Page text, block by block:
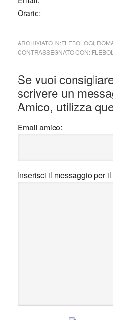
Orario:
ARCHIVIATO IN:FLEBOLOGI,
CONTRASSEGNATO CON:
Interazioni
del
lettore
Se vuoi
scrivere un
Amico, utilizza
Email amico:
Inserisci il messaggio per il